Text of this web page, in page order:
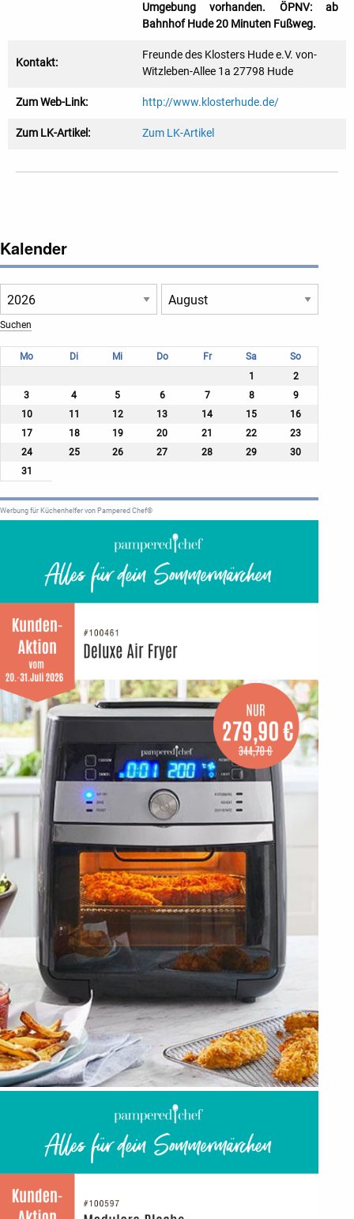
Umgebung vorhanden. ÖPNV: ab
Bahnhof Hude 20 Minuten Fußweg.
Kontakt:
Freunde des Klosters Hude e.V. von-
Witzleben-Allee 1a 27798 Hude
Zum Web-Link: http://www.klosterhude.de/
Zum LK-Artikel: Zum LK-Artikel
Kalender
Mo Di Mi Do Fr Sa
So
1
2
3
4 5 6 7 8
9
10
11 12 13 14 15
16
17
18 19 20 21 22
23
24
25 26 27 28 29
30
31
Werbung für Küchenhelfer von Pampered Chef®